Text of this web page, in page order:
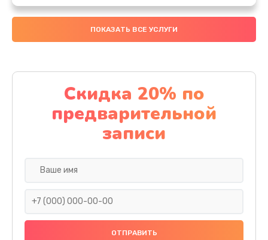
Замена передней камеры
490 руб.
Замена полифонического динамика
390 руб.
Заказать
Сбор/Разбор
1490 руб.
ПОКАЗАТЬ ВСЕ УСЛУГИ
Скидка 20% по
предварительной
записи